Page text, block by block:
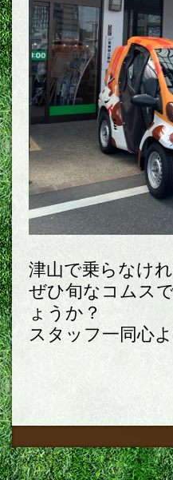
津山で乗らなけ
ぜひ旬なコムス
ょうか？
スタッフ一同心